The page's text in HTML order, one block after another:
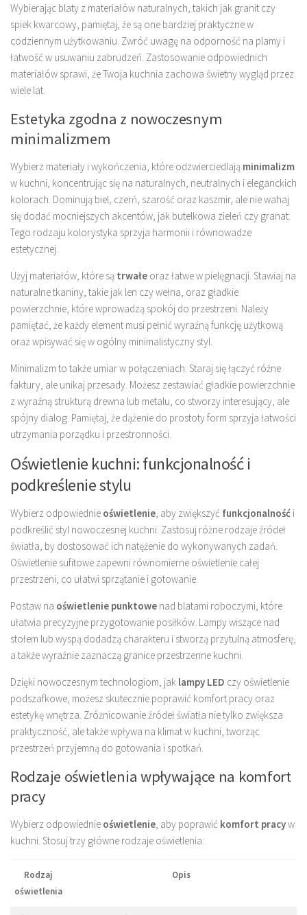
Wybierając blaty z materiałów naturalnych, takich jak granit czy
spiek kwarcowy, pamiętaj, że są one bardziej praktyczne w
codziennym użytkowaniu. Zwróć uwagę na odporność na plamy i
łatwość w usuwaniu zabrudzeń. Zastosowanie odpowiednich
materiałów sprawi, że Twoja kuchnia zachowa świetny wygląd przez
wiele lat.
Estetyka zgodna z nowoczesnym
minimalizmem
Wybierz materiały i wykończenia, które odzwierciedlają minimalizm
w kuchni, koncentrując się na naturalnych, neutralnych i eleganckich
kolorach. Dominują biel, czerń, szarość oraz kaszmir, ale nie wahaj
się dodać mocniejszych akcentów, jak butelkowa zieleń czy granat.
Tego rodzaju kolorystyka sprzyja harmonii i równowadze
estetycznej.
Użyj materiałów, które są trwałe oraz łatwe w pielęgnacji. Stawiaj na
naturalne tkaniny, takie jak len czy wełna, oraz gładkie
powierzchnie, które wprowadzą spokój do przestrzeni. Należy
pamiętać, że każdy element musi pełnić wyraźną funkcję użytkową
oraz wpisywać się w ogólny minimalistyczny styl.
Minimalizm to także umiar w połączeniach. Staraj się łączyć różne
faktury, ale unikaj przesady. Możesz zestawiać gładkie powierzchnie
z wyraźną strukturą drewna lub metalu, co stworzy interesujący, ale
spójny dialog. Pamiętaj, że dążenie do prostoty form sprzyja łatwości
utrzymania porządku i przestronności.
Oświetlenie kuchni: funkcjonalność i
podkreślenie stylu
Wybierz odpowiednie oświetlenie, aby zwiększyć funkcjonalność i
podkreślić styl nowoczesnej kuchni. Zastosuj różne rodzaje źródeł
światła, by dostosować ich natężenie do wykonywanych zadań.
Oświetlenie sufitowe zapewni równomierne oświetlenie całej
przestrzeni, co ułatwi sprzątanie i gotowanie.
Postaw na oświetlenie punktowe nad blatami roboczymi, które
ułatwia precyzyjne przygotowanie posiłków. Lampy wiszące nad
stołem lub wyspą dodadzą charakteru i stworzą przytulną atmosferę,
a także wyraźnie zaznaczą granice przestrzenne kuchni.
Dzięki nowoczesnym technologiom, jak lampy LED czy oświetlenie
podszafkowe, możesz skutecznie poprawić komfort pracy oraz
estetykę wnętrza. Zróżnicowanie źródeł światła nie tylko zwiększa
praktyczność, ale także wpływa na klimat w kuchni, tworząc
przestrzeń przyjemną do gotowania i spotkań.
Rodzaje oświetlenia wpływające na komfort
pracy
Wybierz odpowiednie oświetlenie, aby poprawić komfort pracyw
kuchni. Stosuj trzy główne rodzaje oświetlenia:
Rodzaj
oświetlenia
Opis